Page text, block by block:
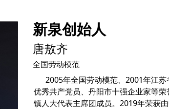
新泉创始人
唐敖齐
全国劳动模范
2005年全国劳动模范、2001年江苏
优秀共产党员、丹阳市十强企业家等
镇人大代表主席团成员。2019年荣获